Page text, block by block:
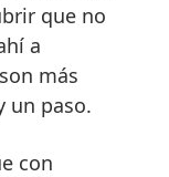
que no
a
más
un paso.
con